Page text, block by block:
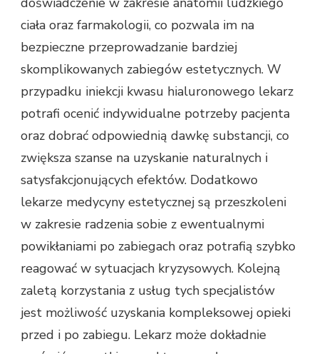
ciała oraz farmakologii, co pozwala im na
bezpieczne przeprowadzanie bardziej
skomplikowanych zabiegów estetycznych. W
przypadku iniekcji kwasu hialuronowego lekarz
potrafi ocenić indywidualne potrzeby pacjenta
oraz dobrać odpowiednią dawkę substancji, co
zwiększa szanse na uzyskanie naturalnych i
satysfakcjonujących efektów. Dodatkowo
lekarze medycyny estetycznej są przeszkoleni
w zakresie radzenia sobie z ewentualnymi
powikłaniami po zabiegach oraz potrafią szybko
reagować w sytuacjach kryzysowych. Kolejną
zaletą korzystania z usług tych specjalistów
jest możliwość uzyskania kompleksowej opieki
przed i po zabiegu. Lekarz może dokładnie